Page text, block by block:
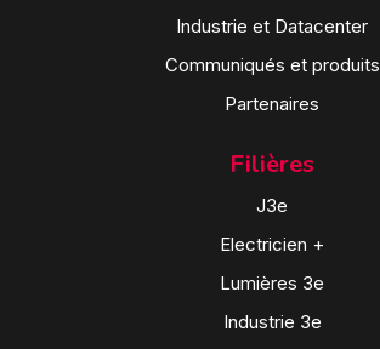
Industrie et Datacenter
Communiqués et produits
Partenaires
Filières
J3e
Electricien +
Lumières 3e
Industrie 3e